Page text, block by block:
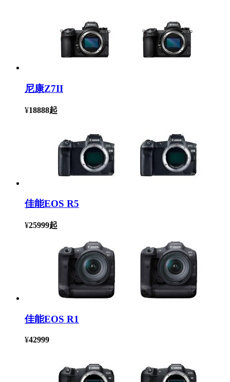
尼康Z7II
¥18888起
佳能EOS R5
¥25999起
佳能EOS R1
¥42999